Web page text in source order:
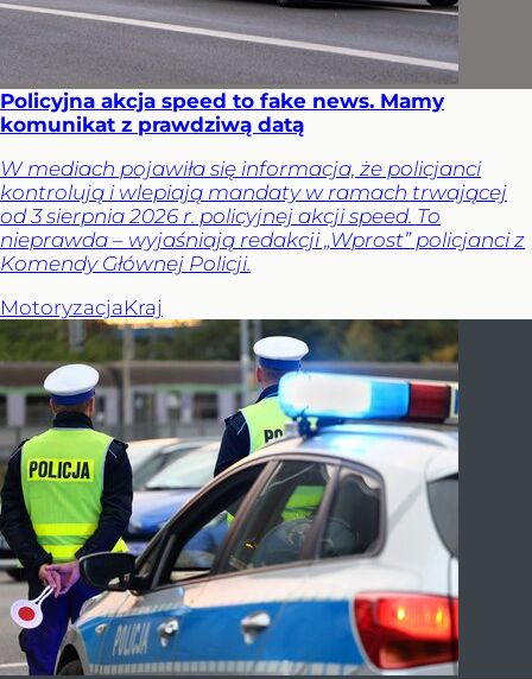
Policyjna akcja speed to fake news. Mamy
komunikat z prawdziwą datą
W mediach pojawiła się informacja, że policjanci
kontrolują i wlepiają mandaty w ramach trwającej
od 3 sierpnia 2026 r. policyjnej akcji speed. To
nieprawda – wyjaśniają redakcji „Wprost” policjanci z
Komendy Głównej Policji.
MotoryzacjaKraj